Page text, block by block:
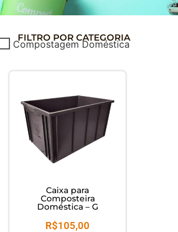
COMPOSTAGEM
DOMÉSTICA
seu Jardim - Cuide do Planeta
FILTRO POR CATEGORIA
Compostagem Doméstica
Caixa para
Composteira
Doméstica – G
R$105,00